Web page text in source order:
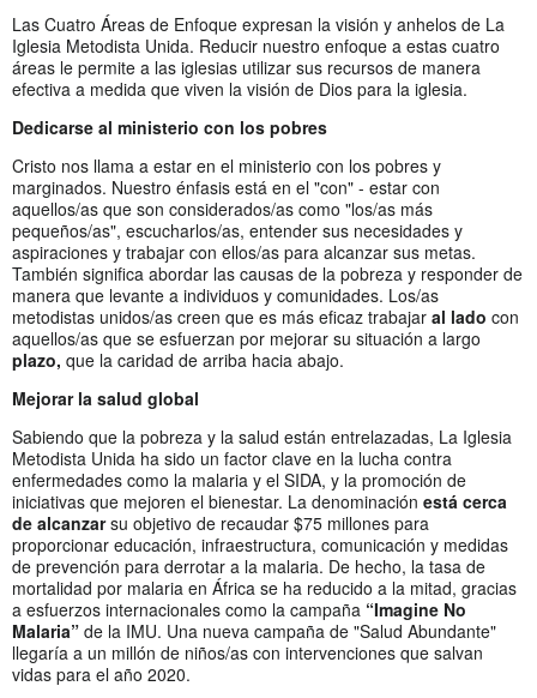
Las Cuatro Áreas de Enfoque expresan la visión y anhelos de La
Iglesia Metodista Unida. Reducir nuestro enfoque a estas cuatro
áreas le permite a las iglesias utilizar sus recursos de manera
efectiva a medida que viven la visión de Dios para la iglesia.
Dedicarse al ministerio con los pobres
Cristo nos llama a estar en el ministerio con los pobres y
marginados. Nuestro énfasis está en el "con" - estar con
aquellos/as que son considerados/as como "los/as más
pequeños/as", escucharlos/as, entender sus necesidades y
aspiraciones y trabajar con ellos/as para alcanzar sus metas.
También significa abordar las causas de la pobreza y responder de
manera que levante a individuos y comunidades. Los/as
metodistas unidos/as creen que es más eficaz trabajar al lado con
aquellos/as que se esfuerzan por mejorar su situación a largo
plazo, que la caridad de arriba hacia abajo.
Mejorar la salud global
Sabiendo que la pobreza y la salud están entrelazadas, La Iglesia
Metodista Unida ha sido un factor clave en la lucha contra
enfermedades como la malaria y el SIDA, y la promoción de
iniciativas que mejoren el bienestar. La denominación está cerca
de alcanzarsu objetivo de recaudar $75 millones para
proporcionar educación, infraestructura, comunicación y medidas
de prevención para derrotar a la malaria. De hecho, la tasa de
mortalidad por malaria en África se ha reducido a la mitad, gracias
a esfuerzos internacionales como la campaña “Imagine No
Malaria” de la IMU. Una nueva campaña de "Salud Abundante"
llegaría a un millón de niños/as con intervenciones que salvan
vidas para el año 2020.